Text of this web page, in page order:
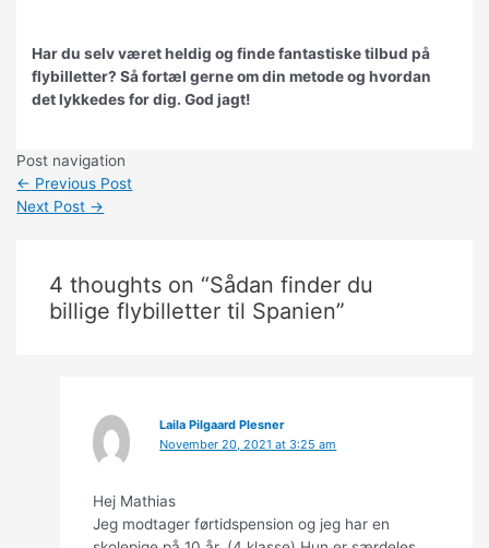
Har du selv været heldig og finde fantastiske tilbud på
flybilletter? Så fortæl gerne om din metode og hvordan
det lykkedes for dig. God jagt!
Post navigation
← Previous Post
Next Post →
4 thoughts on “Sådan finder du
billige flybilletter til Spanien”
Laila Pilgaard Plesner
November 20, 2021 at 3:25 am
Hej Mathias
Jeg modtager førtidspension og jeg har en